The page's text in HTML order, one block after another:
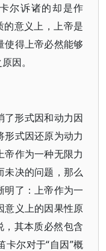
尔诉诸的却是作
的意义上，上帝是
使得上帝必然能够
因。
了形式因和动力因
形式因还原为动力
帝作为一种无限力
未决的问题，那么
明了：上帝作为一
意义上的因果性原
，其本质必然包含
卡尔对于“自因”概